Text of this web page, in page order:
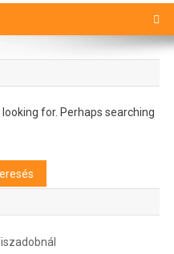
looking for. Perhaps searching